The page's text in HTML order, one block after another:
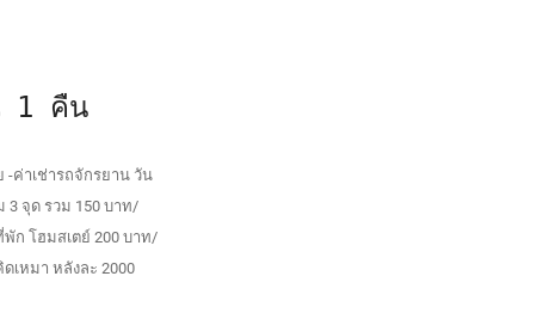
1 คืน
-ค่าเช่ารถจักรยาน วัน
3 จุด รวม 150 บาท/
ก โฮมสเตย์ 200 บาท/
เหมา หลังละ 2000